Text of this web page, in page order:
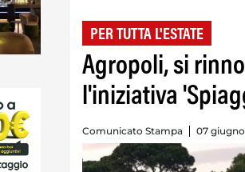
PER TUTTA L'ESTATE
Agropoli, si
l'iniziativa
Comunicato Stampa 07 giugno